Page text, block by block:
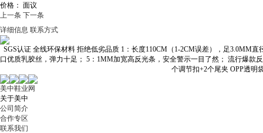
价格： 面议
上一条 下一条
详细信息 联系方式
SGS认证 全线环保材料 拒绝低劣品质 1：长度110CM（1-2CM误差），足3.0MM
口优质乳胶丝，弹力十足； 5：1MM加宽高反光条，安全警示一目了然； 流行爆款
个调节扣+2个尾夹 OPP透明
美中鞋业网
关于美中
公司简介
合作专区
联系我们